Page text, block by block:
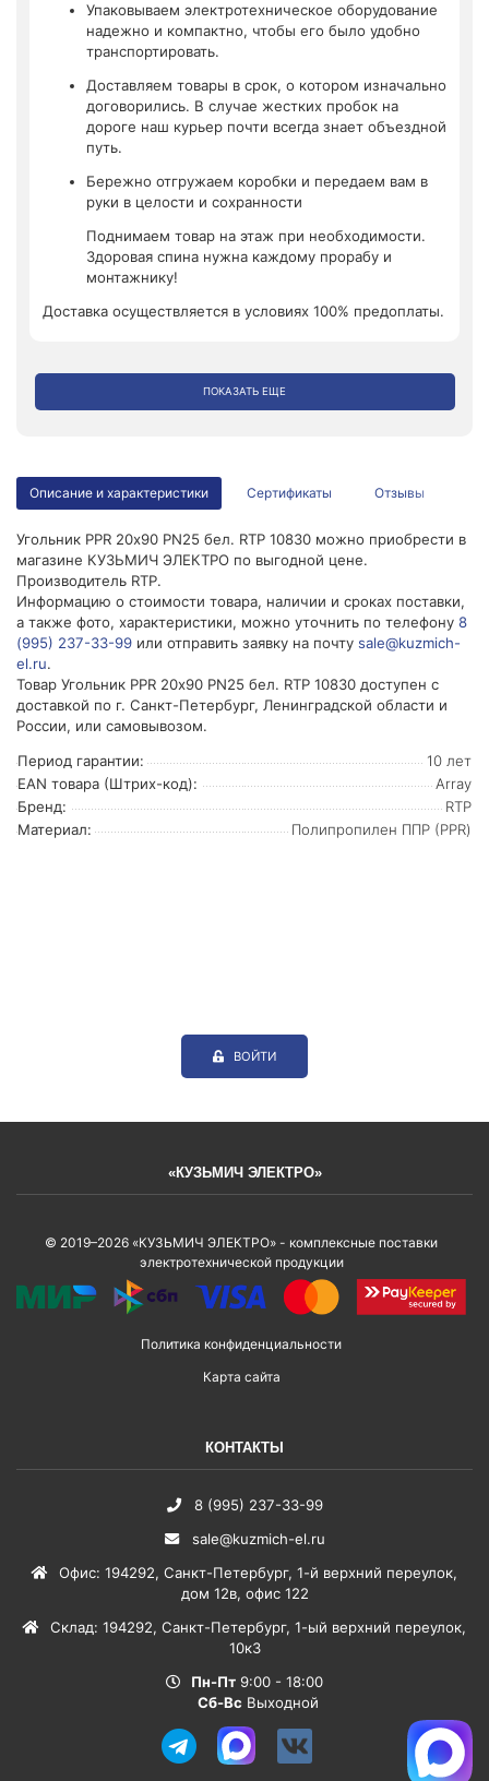
Упаковываем электротехническое оборудование
надежно и компактно, чтобы его было удобно
транспортировать.
Доставляем товары в срок, о котором изначально
договорились. В случае жестких пробок на
дороге наш курьер почти всегда знает объездной
путь.
Бережно отгружаем коробки и передаем вам в
руки в целости и сохранности
Поднимаем товар на этаж при необходимости.
Здоровая спина нужна каждому прорабу и
монтажнику!
Доставка осуществляется в условиях 100% предоплаты.
ПОКАЗАТЬ ЕЩЕ
Описание и характеристики Сертификаты Отзывы
Угольник PPR 20х90 PN25 бел. RTP 10830 можно приобрести в
магазине КУЗЬМИЧ ЭЛЕКТРО по выгодной цене.
Производитель RTP.
Информацию о стоимости товара, наличии и сроках поставки,
а также фото, характеристики, можно уточнить по телефону 8
(995) 237-33-99 или отправить заявку на почту sale@kuzmich-
el.ru.
Товар Угольник PPR 20х90 PN25 бел. RTP 10830 доступен с
доставкой по г. Санкт-Петербург, Ленинградской области и
России, или самовывозом.
Период гарантии:
10 лет
EAN товара (Штрих-код):
Array
Бренд:
RTP
Материал:
Полипропилен ППР (PPR)
ВОЙТИ
«КУЗЬМИЧ ЭЛЕКТРО»
© 2019–2026 «КУЗЬМИЧ ЭЛЕКТРО» - комплексные поставки
электротехнической продукции
Политика конфиденциальности
Карта сайта
КОНТАКТЫ
8 (995) 237-33-99
sale@kuzmich-el.ru
Офис: 194292, Санкт-Петербург, 1-й верхний переулок,
дом 12в, офис 122
Склад: 194292, Санкт-Петербург, 1-ый верхний переулок,
10к3
Пн-Пт 9:00 - 18:00
Сб-Вс Выходной